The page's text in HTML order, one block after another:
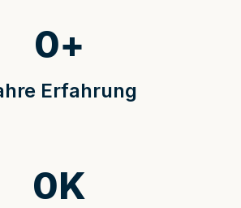
Erfahrung
0+
0K